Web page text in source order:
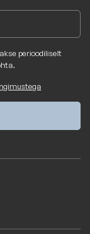
perioodiliselt